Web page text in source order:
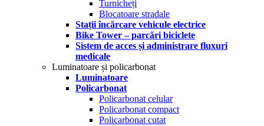
Turnicheți
Blocatoare stradale
Stații încărcare vehicule electrice
Bike Tower – parcări biciclete
Sistem de acces și administrare fluxuri
medicale
Luminatoare și policarbonat
Luminatoare
Policarbonat
Policarbonat celular
Policarbonat compact
Policarbonat cutat